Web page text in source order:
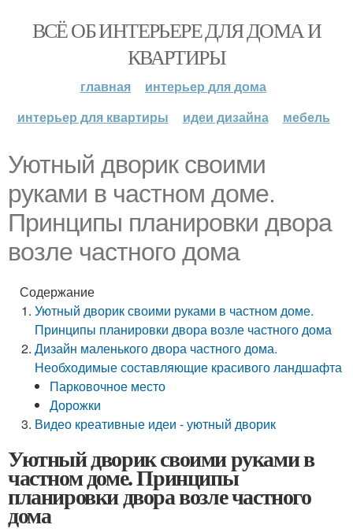
ВСЁ ОБ ИНТЕРЬЕРЕ ДЛЯ ДОМА И
КВАРТИРЫ
главная
интерьер для дома
интерьер для квартиры
идеи дизайна мебель
Уютный дворик своими
руками в частном доме.
Принципы планировки двора
возле частного дома
Содержание
Уютный дворик своими руками в частном доме.
Принципы планировки двора возле частного дома
Дизайн маленького двора частного дома.
Необходимые составляющие красивого ландшафта
Парковочное место
Дорожки
Видео креативные идеи - уютный дворик
Уютный дворик своими руками в
частном доме. Принципы
планировки двора возле частного
дома